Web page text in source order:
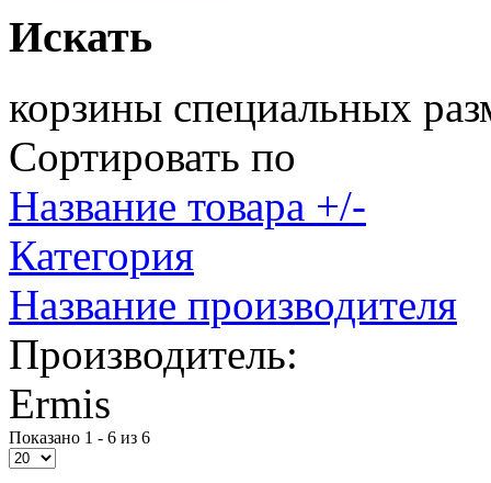
Искать
корзины специальных
Сортировать по
Название товара +/-
Категория
Название производителя
Производитель:
Ermis
Показано 1 - 6 из 6